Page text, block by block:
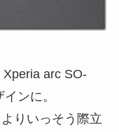
arc SO-
ンに。
りいっそう際立